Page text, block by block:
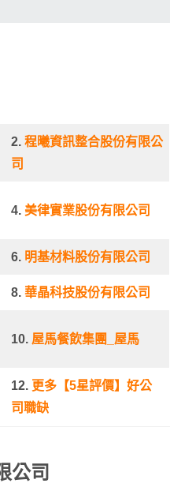
2. 程曦資訊整合股份有限公
司
4. 美律實業股份有限公司
6. 明基材料股份有限公司
8. 華晶科技股份有限公司
10. 屋馬餐飲集團_屋馬
12. 更多【5星評價】好公
司職缺
公司